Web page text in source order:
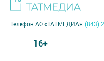
Телефон АО «ТАТМЕДИА»:(843)
16+